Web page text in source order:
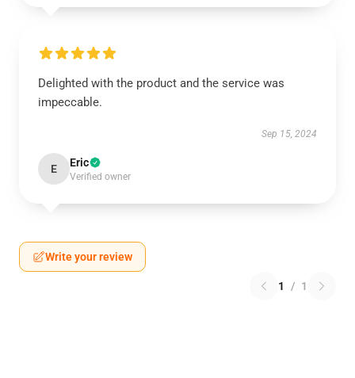
Delighted with the product and the service was
impeccable.
Sep 15, 2024
E Eric
Verified owner
Write your review
1 / 1